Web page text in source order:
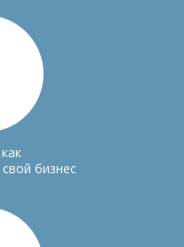
бизнес